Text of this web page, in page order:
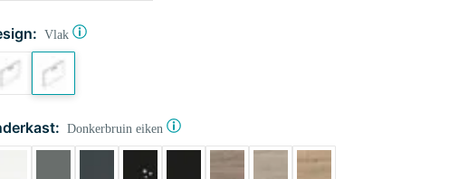
Vlak
Donkerbruin eiken